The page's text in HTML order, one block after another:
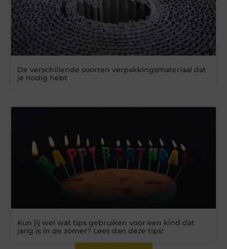
De verschillende soorten verpakkingsmateriaal dat
je nodig hebt
Kun jij wel wat tips gebruiken voor een kind dat
jarig is in de zomer? Lees dan deze tips!